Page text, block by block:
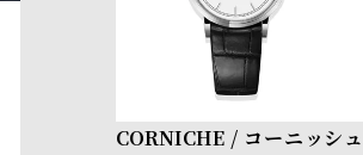
CORNICHE / コーニッシュ